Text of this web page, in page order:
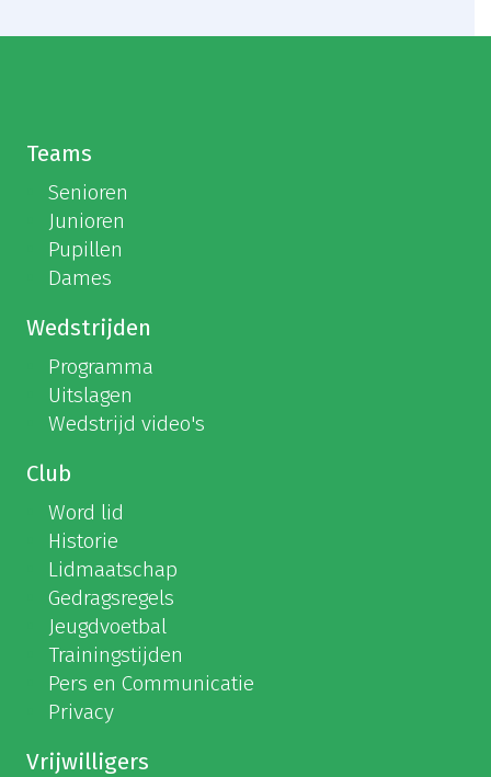
Teams
Senioren
Junioren
Pupillen
Dames
Wedstrijden
Programma
Uitslagen
Wedstrijd video's
Club
Word lid
Historie
Lidmaatschap
Gedragsregels
Jeugdvoetbal
Trainingstijden
Pers en Communicatie
Privacy
Vrijwilligers